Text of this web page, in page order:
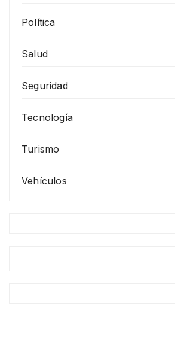
Política
Salud
Seguridad
Tecnología
Turismo
Vehículos